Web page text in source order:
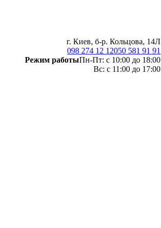
г. Киев, б-р. Кольцова, 14Л
098 274 12 12050 581 91 91
Режим работыПн-Пт: с 10:00 до 18:00
Вс: с 11:00 до 17:00